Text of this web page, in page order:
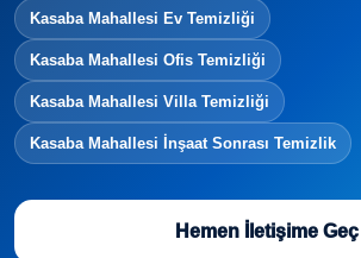
Kasaba Mahallesi Ev Temizliği
Kasaba Mahallesi Ofis Temizliği
Kasaba Mahallesi Villa Temizliği
Kasaba Mahallesi İnşaat Sonrası Temizlik
Hemen İletişime Geç